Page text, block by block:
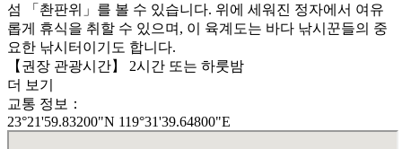
섬 「촨판위」를 볼 수 있습니다. 위에 세워진 정자에서 여유
롭게 휴식을 취할 수 있으며, 이 육계도는 바다 낚시꾼들의 중
요한 낚시터이기도 합니다.
【권장 관광시간】 2시간 또는 하룻밤
더 보기
교통 정보：
23°21'59.83200"N 119°31'39.64800"E